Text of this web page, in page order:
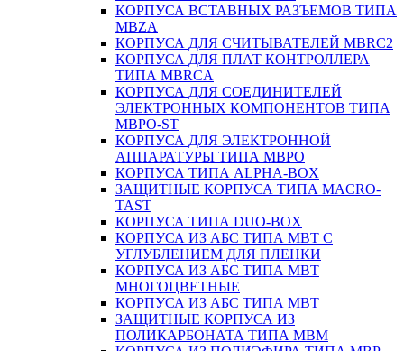
КОРПУСА ВСТАВНЫХ РАЗЪЕМОВ ТИПА
MBZA
КОРПУСА ДЛЯ СЧИТЫВАТЕЛЕЙ MBRC2
КОРПУСА ДЛЯ ПЛАТ КОНТРОЛЛЕРА
ТИПА MBRCA
КОРПУСА ДЛЯ СОЕДИНИТЕЛЕЙ
ЭЛЕКТРОННЫХ КОМПОНЕНТОВ ТИПА
MBPO-ST
КОРПУСА ДЛЯ ЭЛЕКТРОННОЙ
АППАРАТУРЫ ТИПА MBPO
КОРПУСА ТИПА ALPHA-BOX
ЗАЩИТНЫЕ КОРПУСА ТИПА MACRO-
TAST
КОРПУСА ТИПА DUO-BOX
КОРПУСА ИЗ АБС ТИПА MBT С
УГЛУБЛЕНИЕМ ДЛЯ ПЛЕНКИ
КОРПУСА ИЗ АБС ТИПА MBT
МНОГОЦВЕТНЫЕ
КОРПУСА ИЗ АБС ТИПА MBT
ЗАЩИТНЫЕ КОРПУСА ИЗ
ПОЛИКАРБОНАТА ТИПА MBM